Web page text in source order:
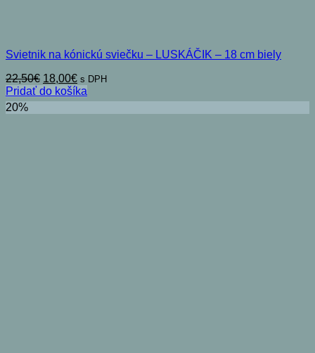
Svietnik na kónickú sviečku – LUSKÁČIK – 18 cm biely
22,50€ Pôvodná
cena
bola:
22,50€.
18,00€Aktuálna
cena
je:
18,00€.
s DPH
Pridať do košíka
20%